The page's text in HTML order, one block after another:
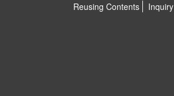
Reusing Contents
Inquiry